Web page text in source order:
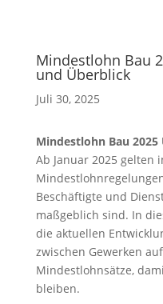
Mindestlohn Bau
und Überblick
Juli 30, 2025
Mindestlohn Bau
Ab Januar 2025 gelten
Beschäftigte und
maßgeblich sind. In
die aktuellen
zwischen Gewerken
Mindestlohnsätze,
bleiben.